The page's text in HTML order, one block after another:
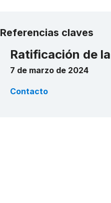
Referencias claves
Ratificación de
7 de marzo de 2024
Contacto